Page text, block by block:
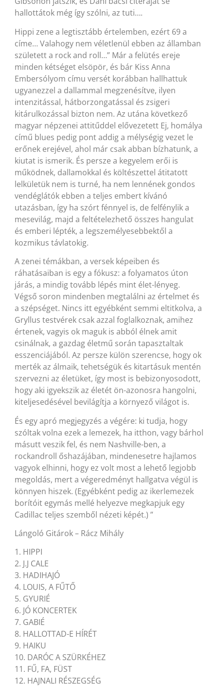
hallottátok még így szólni, az tuti….
Hippi zene a legtisztább értelemben, ezért 69 a
címe… Valahogy nem véletlenül ebben az államban
született a rock and roll…” Már a felütés ereje
minden kétséget elsöpör, és bár Kiss Anna
Embersólyom címu versét korábban hallhattuk
ugyanezzel a dallammal megzenésítve, ilyen
intenzitással, hátborzongatással és zsigeri
kitárulkozással bizton nem. Az utána következő
magyar népzenei attitűddel elővezetett Ej, homálya
című blues pedig pont addig a mélységig vezet le
erőnek erejével, ahol már csak abban bízhatunk, a
kiutat is ismerik. És persze a kegyelem erői is
működnek, dallamokkal és költészettel átitatott
lelkületük nem is turné, ha nem lennének gondos
vendéglátók ebben a teljes embert kívánó
utazásban, így ha szórt fénnyel is, de felfénylik a
mesevilág, majd a feltételezhető összes hangulat
és emberi lépték, a legszemélyesebbektől a
kozmikus távlatokig.
A zenei témákban, a versek képeiben és
ráhatásaiban is egy a fókusz: a folyamatos úton
járás, a mindig tovább lépés mint élet-lényeg.
Végső soron mindenben megtalálni az értelmet és
a szépséget. Nincs itt egyébként semmi eltitkolva, a
Gryllus testvérek csak azzal foglalkoznak, amihez
értenek, vagyis ok maguk is abból élnek amit
csinálnak, a gazdag életmű során tapasztaltak
esszenciájából. Az persze külön szerencse, hogy ok
merték az álmaik, tehetségük és kitartásuk mentén
szervezni az életüket, így most is bebizonyosodott,
hogy aki igyekszik az életét ön-azonosra hangolni,
kiteljesedésével bevilágítja a környező világot is.
És egy apró megjegyzés a végére: ki tudja, hogy
szóltak volna ezek a lemezek, ha itthon, vagy bárhol
másutt veszik fel, és nem Nashville-ben, a
rockandroll őshazájában, mindenesetre hajlamos
vagyok elhinni, hogy ez volt most a lehető legjobb
megoldás, mert a végeredményt hallgatva végül is
könnyen hiszek. (Egyébként pedig az ikerlemezek
borítóit egymás mellé helyezve megkapjuk egy
Cadillac teljes szemből nézeti képét.) ”
Lángoló Gitárok – Rácz Mihály
1. HIPPI
2. J.J CALE
3. HADIHAJÓ
4. LOUIS, A FŰTŐ
5. GYURIÉ
6. JÓ KONCERTEK
7. GABIÉ
8. HALLOTTAD-E HÍRÉT
9. HAIKU
10. DARÓC A SZÜRKÉHEZ
11. FŰ, FA, FÜST
12. HAJNALI RÉSZEGSÉG